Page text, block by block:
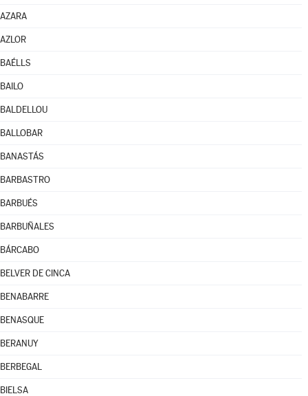
AZARA
AZLOR
BAÉLLS
BAILO
BALDELLOU
BALLOBAR
BANASTÁS
BARBASTRO
BARBUÉS
BARBUÑALES
BÁRCABO
BELVER DE CINCA
BENABARRE
BENASQUE
BERANUY
BERBEGAL
BIELSA